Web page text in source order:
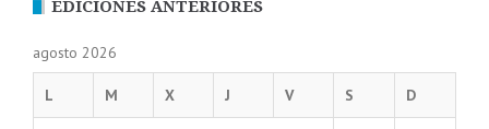
EDICIONES ANTERIORES
agosto 2026
L M X J V S D